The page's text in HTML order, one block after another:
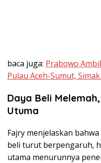
baca juga: Prabowo
Pulau Aceh-Sumut,
Daya Beli
Utuma
Fajry menjelaskan
beli turut berpengaruh,
utama menurunnya